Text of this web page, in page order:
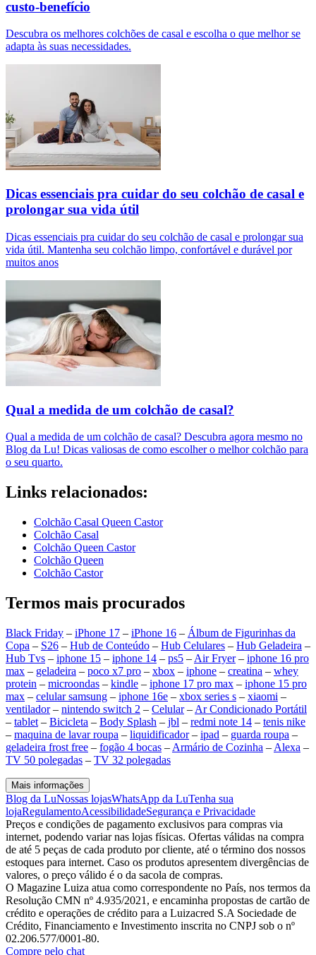
custo-benefício
Descubra os melhores colchões de casal e escolha o que melhor se
adapta às suas necessidades.
Dicas essenciais pra cuidar do seu colchão de casal e
prolongar sua vida útil
Dicas essenciais pra cuidar do seu colchão de casal e prolongar sua
vida útil. Mantenha seu colchão limpo, confortável e durável por
muitos anos
Qual a medida de um colchão de casal?
Qual a medida de um colchão de casal? Descubra agora mesmo no
Blog da Lu! Dicas valiosas de como escolher o melhor colchão para
o seu quarto.
Links relacionados:
Colchão Casal Queen Castor
Colchão Casal
Colchão Queen Castor
Colchão Queen
Colchão Castor
Termos mais procurados
Black Friday – iPhone 17 – iPhone 16 – Álbum de Figurinhas da
Copa – S26 – Hub de Conteúdo – Hub Celulares – Hub Geladeira –
Hub Tvs – iphone 15 – iphone 14 – ps5 – Air Fryer– iphone 16 pro
max – geladeira – poco x7 pro – xbox – iphone – creatina – whey
protein – microondas – kindle – iphone 17 pro max – iphone 15 pro
max – celular samsung – iphone 16e – xbox series s – xiaomi –
ventilador– nintendo switch 2 – Celular– Ar Condicionado Portátil
– tablet – Bicicleta – Body Splash – jbl – redmi note 14 – tenis nike
– maquina de lavar roupa – liquidificador– ipad – guarda roupa –
geladeira frost free – fogão 4 bocas – Armário de Cozinha – Alexa –
TV 50 polegadas – TV 32 polegadas
Mais informações
Blog da LuNossas lojasWhatsApp da LuTenha sua
lojaRegulamentoAcessibilidadeSegurança e Privacidade
Preços e condições de pagamento exclusivos para compras via
internet, podendo variar nas lojas físicas. Ofertas válidas na compra
de até 5 peças de cada produto por cliente, até o término dos nossos
estoques para internet. Caso os produtos apresentem divergências de
valores, o preço válido é o da sacola de compras.
O Magazine Luiza atua como correspondente no País, nos termos da
Resolução CMN nº 4.935/2021, e encaminha propostas de cartão de
crédito e operações de crédito para a Luizacred S.A Sociedade de
Crédito, Financiamento e Investimento inscrita no CNPJ sob o nº
02.206.577/0001-80.
Compre pelo chat